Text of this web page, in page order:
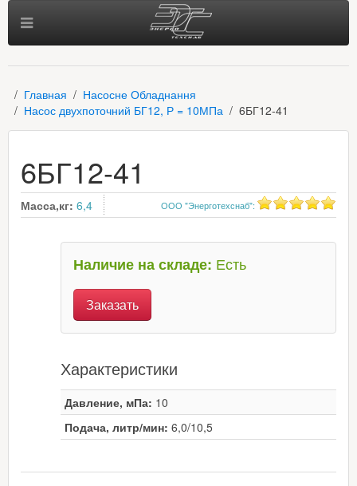
Главная
Насосне Обладнання
Насос двухпоточний БГ12, Р = 10МПа
6БГ12-41
6БГ12-41
ООО "Энерготехснаб":
Масса,кг: 6,4
Наличие на складе: Есть
Заказать
Характеристики
Давление, мПа: 10
Подача, литр/мин: 6,0/10,5